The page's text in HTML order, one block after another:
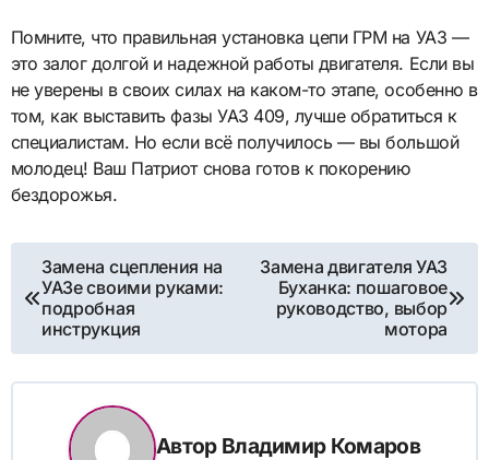
Помните, что правильная установка цепи ГРМ на УАЗ —
это залог долгой и надежной работы двигателя. Если вы
не уверены в своих силах на каком-то этапе, особенно в
том, как выставить фазы УАЗ 409, лучше обратиться к
специалистам. Но если всё получилось — вы большой
молодец! Ваш Патриот снова готов к покорению
бездорожья.
Навигация
по
записям
Замена сцепления на
УАЗе своими руками:
подробная
инструкция
Замена двигателя УАЗ
Буханка: пошаговое
руководство, выбор
мотора
Автор Владимир Комаров